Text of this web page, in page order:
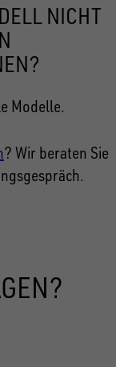
NICHT
Modelle.
? Wir beraten Sie